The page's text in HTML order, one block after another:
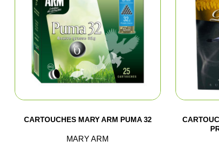
CARTOUCHES MARY ARM PUMA 32
MARY ARM